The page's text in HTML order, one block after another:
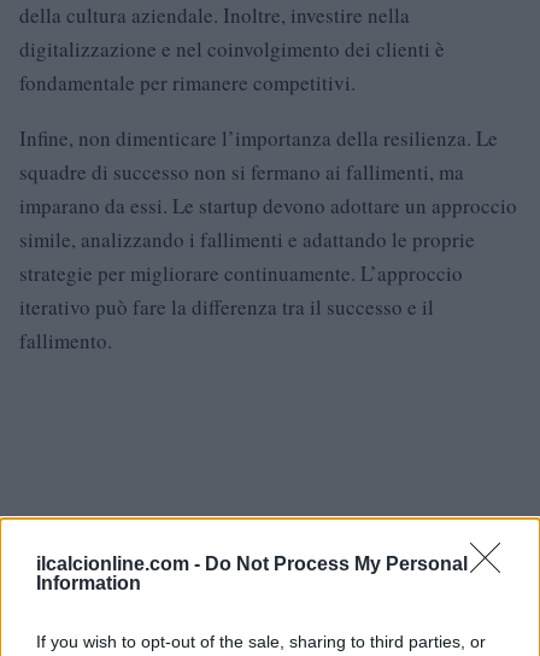
ilcalcionline.com - Do Not Process My Personal
Information
If you wish to opt-out of the sale, sharing to third parties, or
della cultura aziendale. Inoltre, investire nella
digitalizzazione e nel coinvolgimento dei clienti è
fondamentale per rimanere competitivi.
Infine, non dimenticare l’importanza della resilienza. Le
squadre di successo non si fermano ai fallimenti, ma
imparano da essi. Le startup devono adottare un approccio
simile, analizzando i fallimenti e adattando le proprie
strategie per migliorare continuamente. L’approccio
iterativo può fare la differenza tra il successo e il
fallimento.